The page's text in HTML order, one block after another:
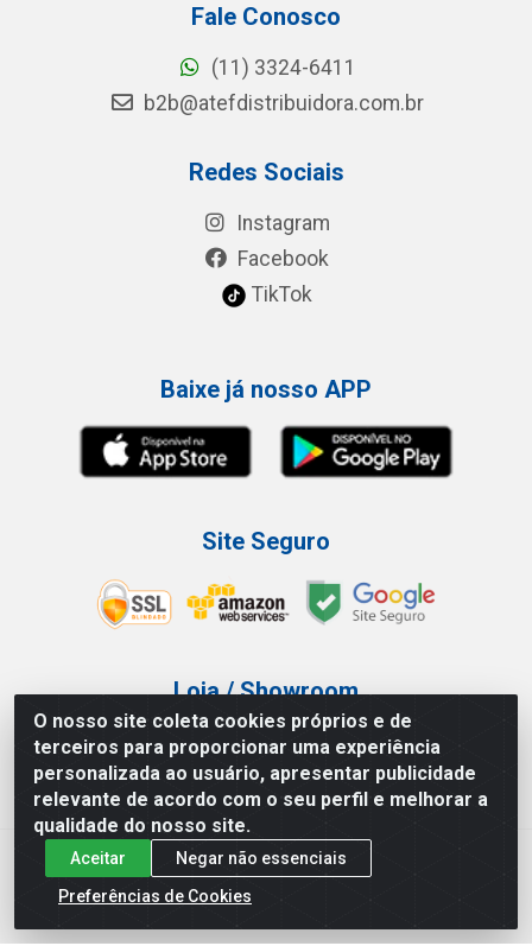
O nosso site coleta cookies próprios e de
terceiros para proporcionar uma experiência
personalizada ao usuário, apresentar publicidade
relevante de acordo com o seu perfil e melhorar a
qualidade do nosso site.
Aceitar
Negar não essenciais
Preferências de Cookies
Fale Conosco
(11) 3324-6411
b2b@atefdistribuidora.com.br
Redes Sociais
Instagram
Facebook
TikTok
Baixe já nosso APP
Site Seguro
Loja / Showroom
Tel.: (11) 3227-0546
Av Vautier, 587/597 - Pari - São Paulo/SP
Atef Distribuidora LTDA - Av. Vautier, 585/597 - Pari - São
Paulo/SP - CEP 03.032-000 - CNPJ 27.717.135/0001-29